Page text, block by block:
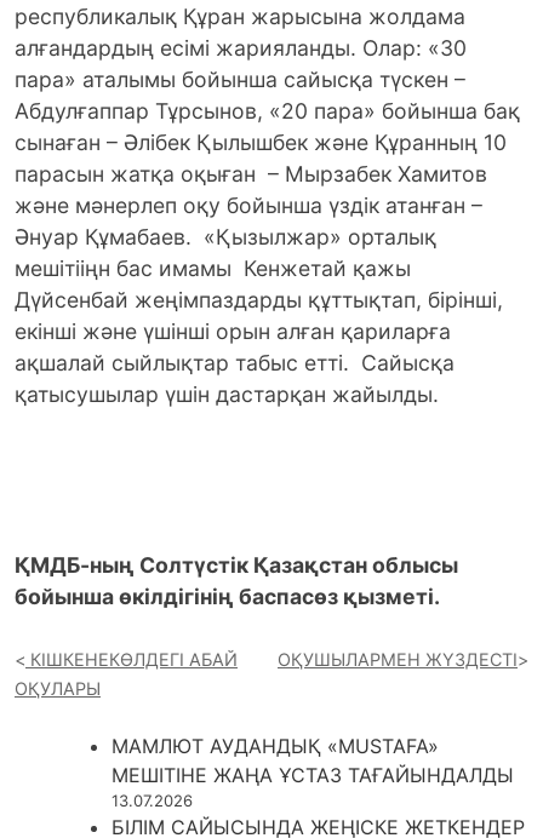
республикалық Құран жарысына жолдама
алғандардың есімі жарияланды. Олар: «30
пара» аталымы бойынша сайысқа түскен –
Абдулғаппар Тұрсынов, «20 пара» бойынша бақ
сынаған – Әлібек Қылышбек және Құранның 10
парасын жатқа оқыған – Мырзабек Хамитов
және мәнерлеп оқу бойынша үздік атанған –
Әнуар Құмабаев. «Қызылжар» орталық
мешітііңн бас имамы Кенжетай қажы
Дүйсенбай жеңімпаздарды құттықтап, бірінші,
екінші және үшінші орын алған қариларға
ақшалай сыйлықтар табыс етті. Сайысқа
қатысушылар үшін дастарқан жайылды.
ҚМДБ-ның Солтүстік Қазақстан облысы
бойынша өкілдігінің баспасөз қызметі.
КІШКЕНЕКӨЛДЕГІ АБАЙ
ОҚУЛАРЫ
ОҚУШЫЛАРМЕН ЖҮЗДЕСТІ
МАМЛЮТ АУДАНДЫҚ «MUSTAFA»
МЕШІТІНЕ ЖАҢА ҰСТАЗ ТАҒАЙЫНДАЛДЫ
13.07.2026
БІЛІМ САЙЫСЫНДА ЖЕҢІСКЕ ЖЕТКЕНДЕР